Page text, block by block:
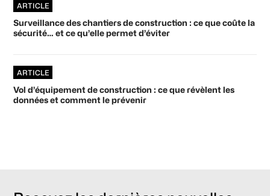
ARTICLE
Surveillance des chantiers de construction : ce que coûte la
sécurité… et ce qu’elle permet d’éviter
ARTICLE
Vol d’équipement de construction : ce que révèlent les
données et comment le prévenir